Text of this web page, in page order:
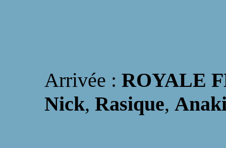
Arrivée : ROYALE
Nick, Rasique,